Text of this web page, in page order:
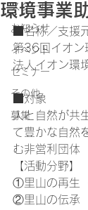
スクール
お知らせ
イベント
セミナー
その他
募集
環境事業
■名称／支援
第36回イオン
法人イオン環
■対象
人と自然が共
て豊かな自然
む非営利団体
【活動分野】
①里山の再生
②里山の伝承